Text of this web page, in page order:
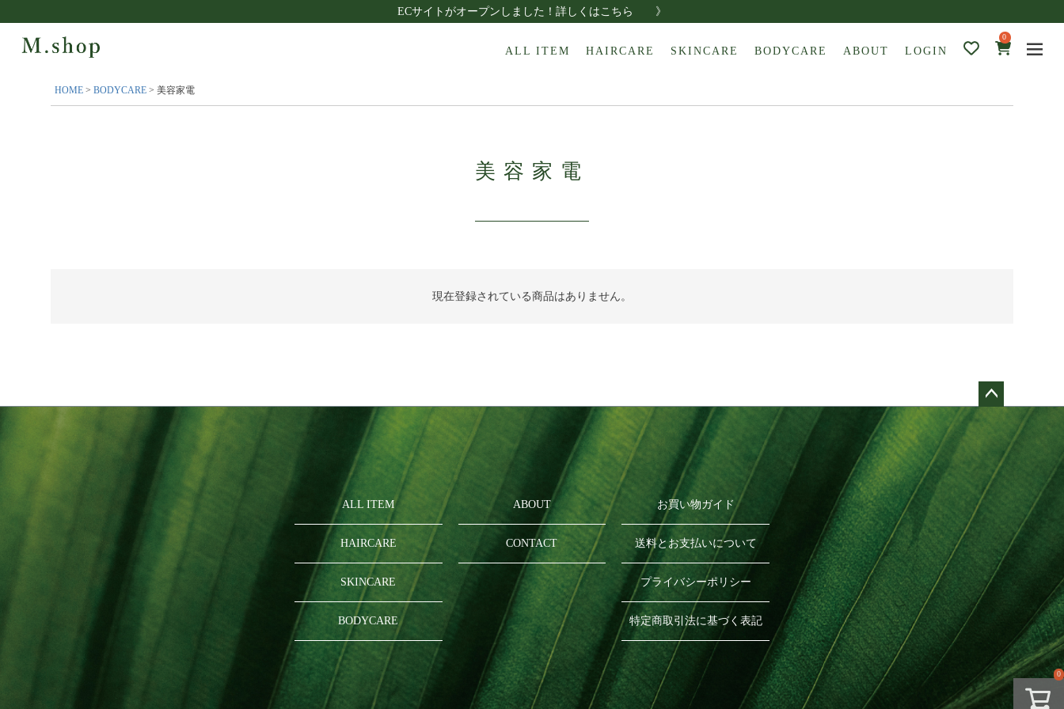
ECサイトがオープンしました！詳しくはこちら 》
ALL ITEM HAIRCARE SKINCARE BODYCARE ABOUT LOGIN
0
HOME BODYCARE 美容家電
美容家電
現在登録されている商品はありません。
0
ALL ITEM
HAIRCARE
SKINCARE
BODYCARE
ABOUT
CONTACT
お買い物ガイド
送料とお支払いについて
プライバシーポリシー
特定商取引法に基づく表記